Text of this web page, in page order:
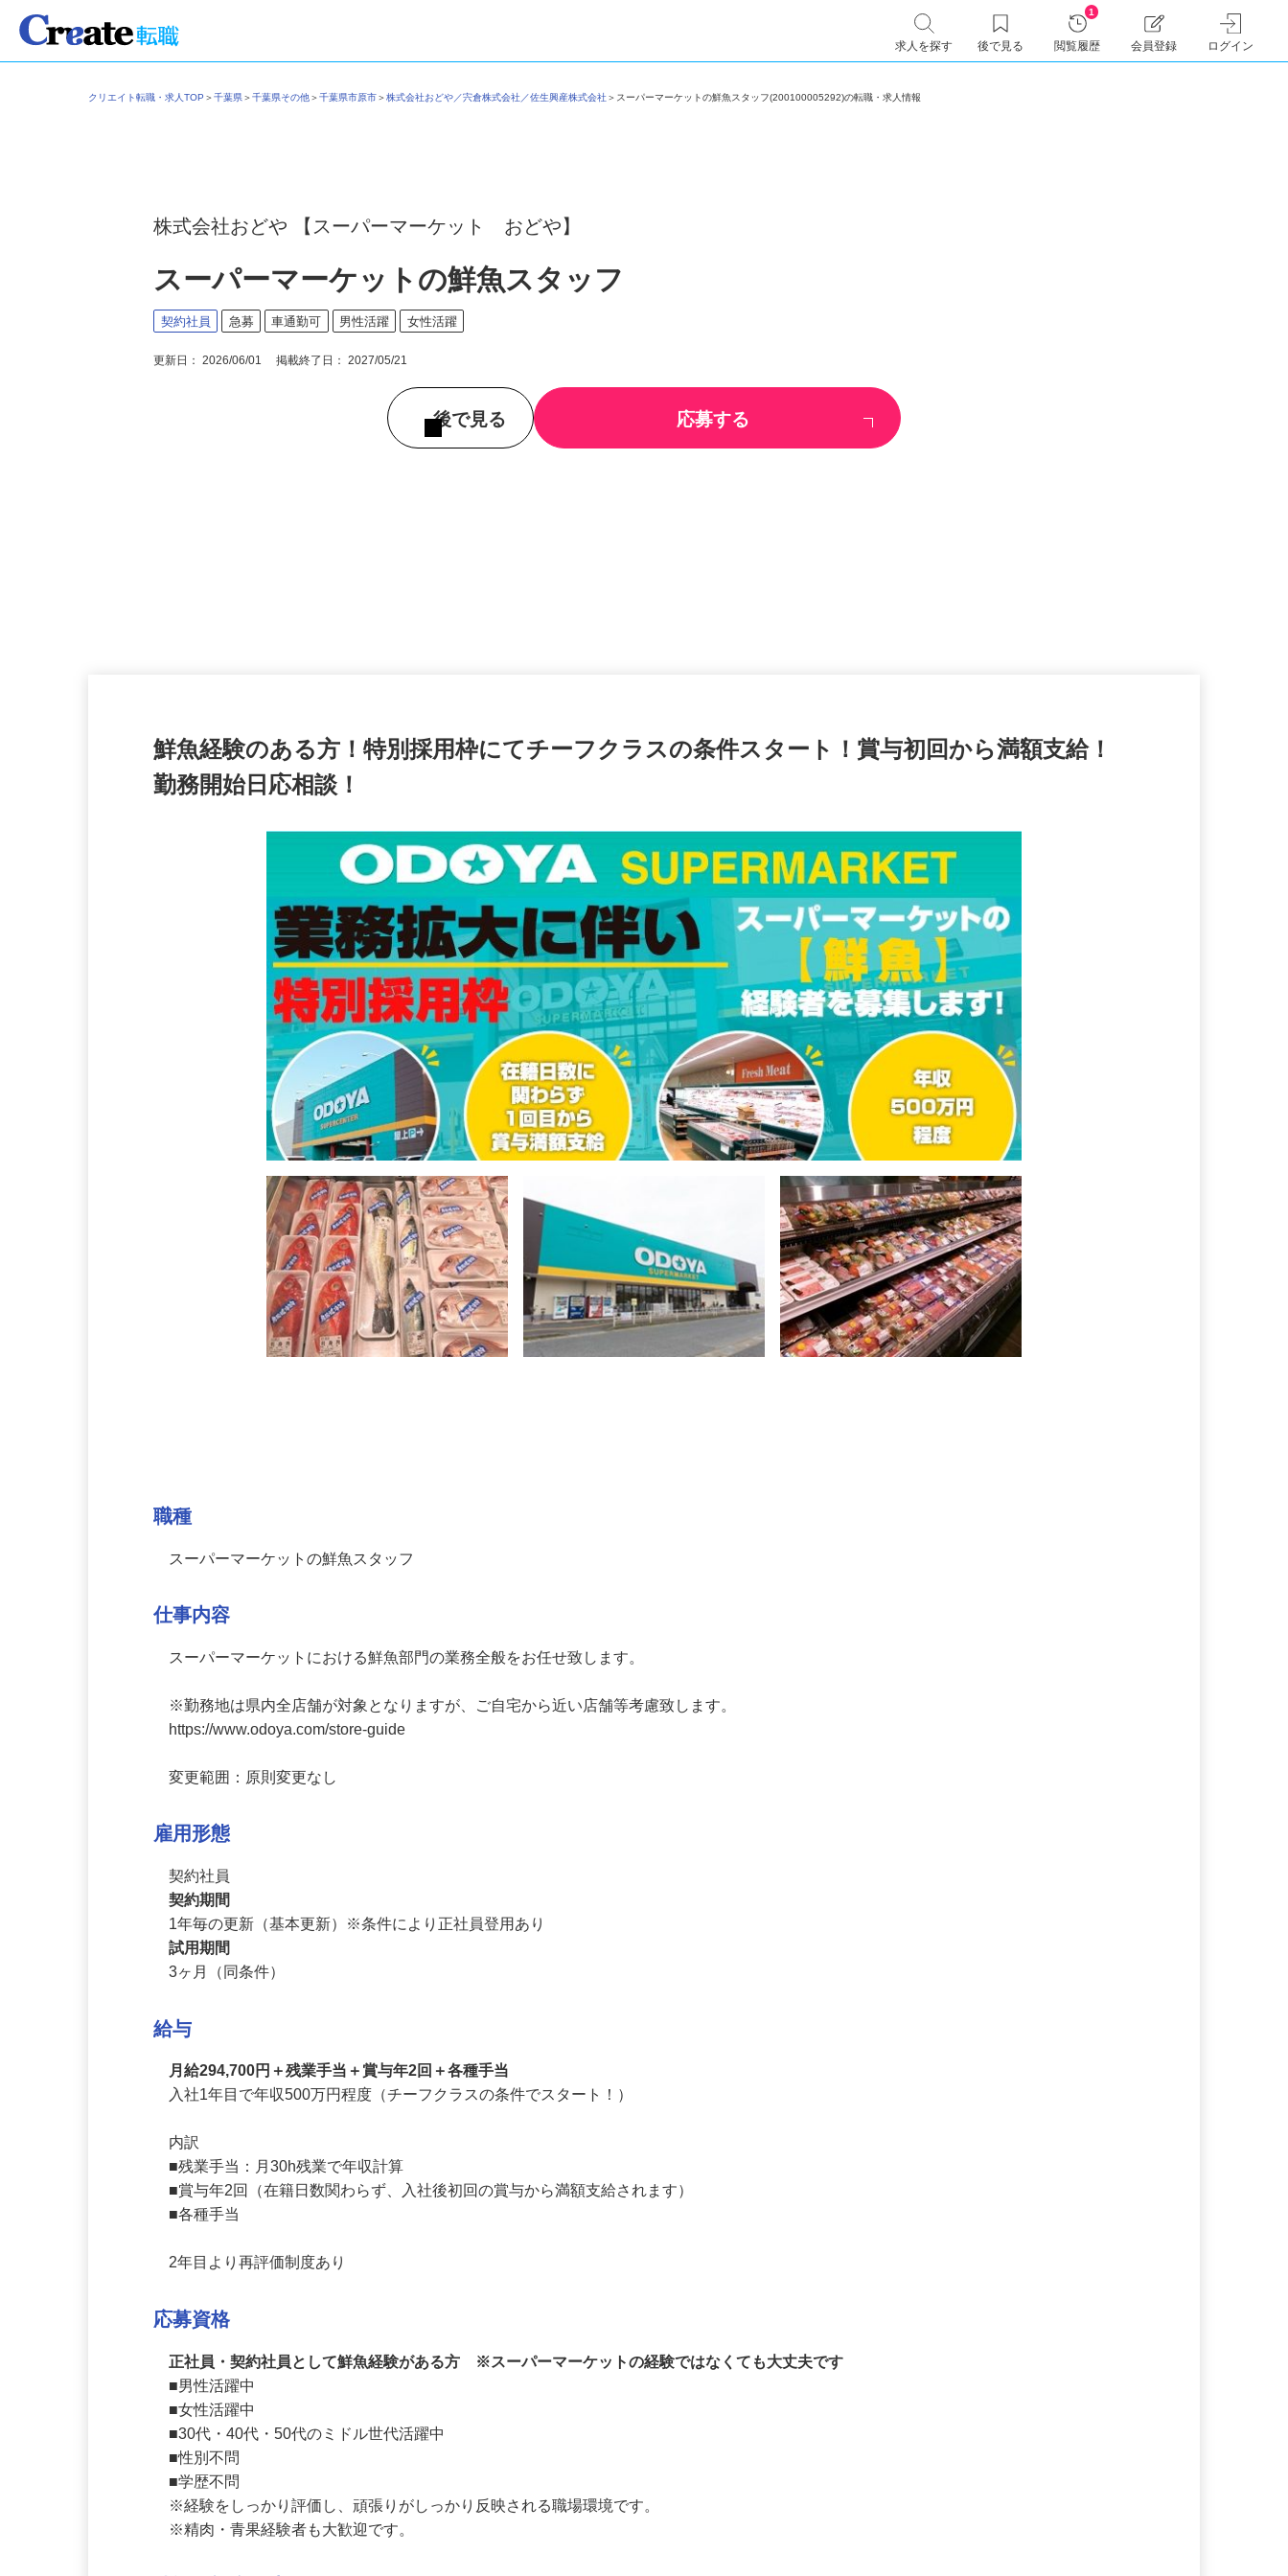
求人を探す 後で見る
1
閲覧履歴 会員登録 ログイン
クリエイト転職・求人TOP＞千葉県＞千葉県その他＞千葉県市原市＞株式会社おどや／宍倉株式会社／佐生興産株式会社 ＞スーパーマーケットの鮮魚スタッフ(200100005292)の転職・求人情報
株式会社おどや 【スーパーマーケット おどや】
スーパーマーケットの鮮魚スタッフ
契約社員 急募 車通勤可 男性活躍 女性活躍
更新日： 2026/06/01 掲載終了日： 2027/05/21
後で見る 応募する
鮮魚経験のある方！特別採用枠にてチーフクラスの条件スタート！賞与初回から満額支給！
勤務開始日応相談！
※勤務地は県内全店舗が対象となりますが、ご自宅から近い店舗等考慮致します。
雇用形態
契約社員
契約期間
1年毎の更新（基本更新）※条件により正社員登用あり
試用期間
給与
月給294,700円＋残業手当＋賞与年2回＋各種手当
内訳
■残業手当：月30h残業で年収計算
■賞与年2回（在籍日数関わらず、入社後初回の賞与から満額支給されます）
応募資格
正社員・契約社員として鮮魚経験がある方 ※スーパーマーケットの経験ではなくても大丈夫です
■男性活躍中
■女性活躍中
■30代・40代・50代のミドル世代活躍中
■性別不問
■学歴不問